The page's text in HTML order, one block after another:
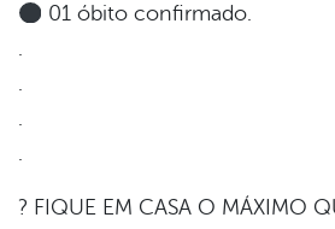
01 óbito confirmado.
.
.
.
.
? FIQUE EM CASA O MÁXIMO